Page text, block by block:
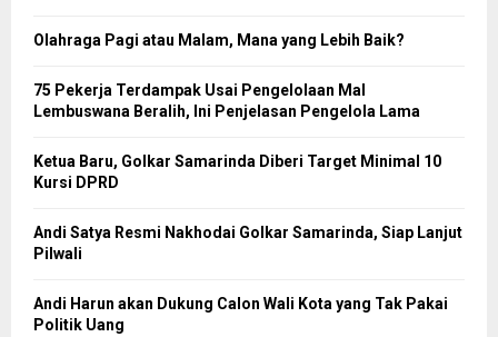
Olahraga Pagi atau Malam, Mana yang Lebih Baik?
75 Pekerja Terdampak Usai Pengelolaan Mal
Lembuswana Beralih, Ini Penjelasan Pengelola Lama
Ketua Baru, Golkar Samarinda Diberi Target Minimal 10
Kursi DPRD
Andi Satya Resmi Nakhodai Golkar Samarinda, Siap Lanjut
Pilwali
Andi Harun akan Dukung Calon Wali Kota yang Tak Pakai
Politik Uang